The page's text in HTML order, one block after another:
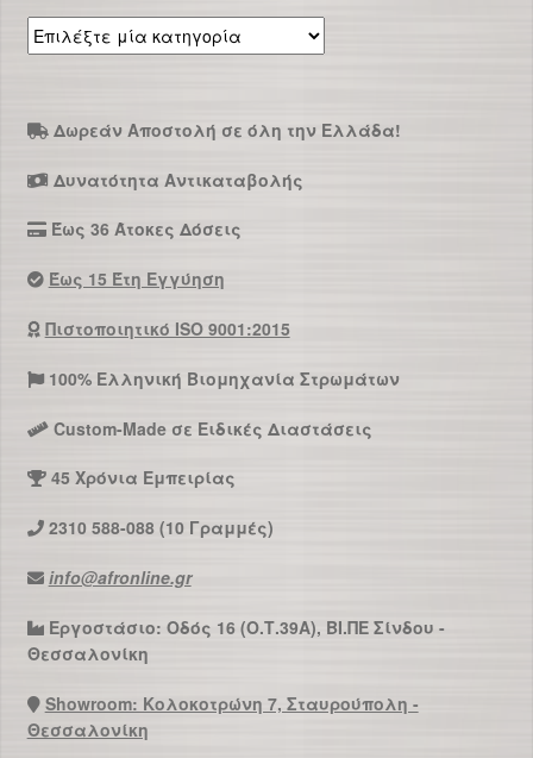
Επιλέξτε
μία
Δωρεάν Αποστολή σε όλη την Ελλάδα!
Δυνατότητα Αντικαταβολής
Έως 36 Άτοκες Δόσεις
Έως 15 Έτη Εγγύηση
Πιστοποιητικό ISO 9001:2015
100% Ελληνική Βιομηχανία Στρωμάτων
Custom-Made σε Ειδικές Διαστάσεις
45 Χρόνια Εμπειρίας
2310 588-088 (10 Γραμμές)
info@afronline.gr
Εργοστάσιο: Οδός 16 (Ο.Τ.39Α), ΒΙ.ΠΕ Σίνδου -
Θεσσαλονίκη
Showroom: Κολοκοτρώνη 7, Σταυρούπολη -
Θεσσαλονίκη